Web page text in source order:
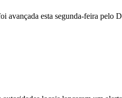
avançada esta segunda-feira pelo